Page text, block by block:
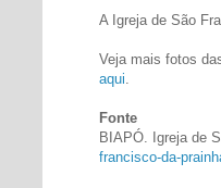
A Igreja de São
Veja mais fotos
aqui
Fonte
BIAPÓ. Igreja de
francisco-da-